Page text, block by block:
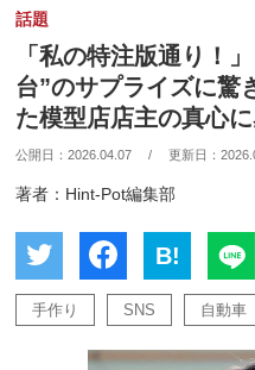
話題
「私の特注版通り！
台”のサプライズに
た模型店店主の真心
公開日：2026.04.07 / 更新日：
著者：Hint-Pot編集部
B!
手作り SNS 自動車